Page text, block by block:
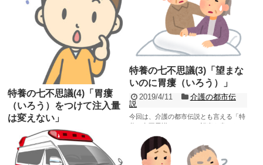
特養の七不思議(4)「胃瘻
（いろう）をつけて注入量
は変えない」
2019/4/17
介護の都市伝
今回は、介護の都市伝説とも言える「特
養の七不思議」について記事を書きたい
特養の七不思議(3)「望まな
いのに胃瘻（いろう）」
2019/4/11
介護の都市伝
説
今回は、介護の都市伝説とも言える「特
養の七不思議」について記事を書きたい
と思います。 他の七不思議については、
下記記事をご参照...
記事を読む